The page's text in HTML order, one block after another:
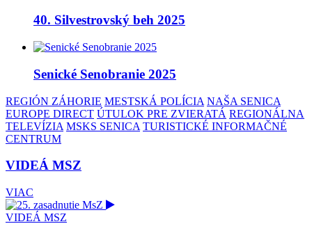
40. Silvestrovský beh 2025
Senické Senobranie 2025
REGIÓN ZÁHORIE MESTSKÁ POLÍCIA NAŠA SENICA
EUROPE DIRECT ÚTULOK PRE ZVIERATÁ REGIONÁLNA
TELEVÍZIA MSKS SENICA TURISTICKÉ INFORMAČNÉ
CENTRUM
VIDEÁ MSZ
VIAC
VIDEÁ MSZ